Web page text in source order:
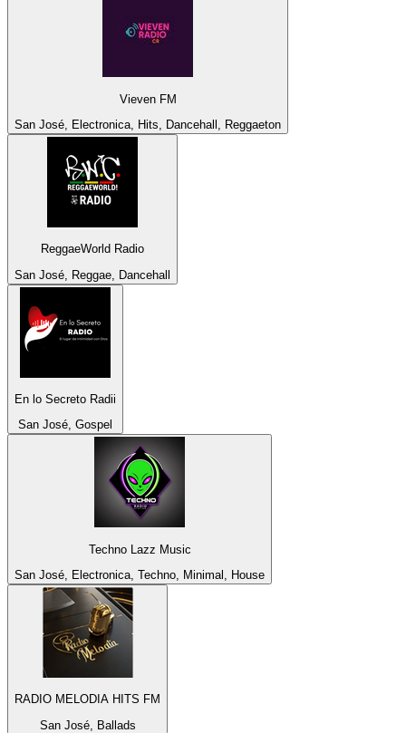
Vieven FM
San José, Electronica, Hits, Dancehall, Reggaeton
ReggaeWorld Radio
San José, Reggae, Dancehall
En lo Secreto Radii
San José, Gospel
Techno Lazz Music
San José, Electronica, Techno, Minimal, House
RADIO MELODIA HITS FM
San José, Ballads